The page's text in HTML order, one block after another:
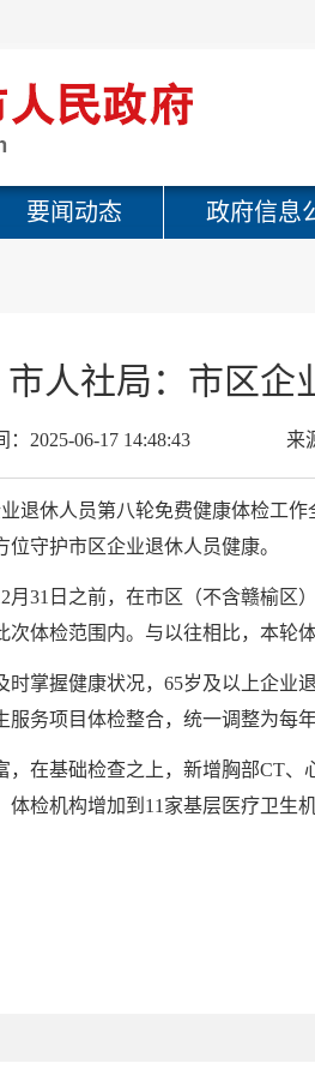
要闻动态 政府信息
市人社局：市区企
： 2025-06-17 14:48:43 来
退休人员第八轮免费健康体检工
守护市区企业退休人员健康。
月31日之前，在市区（不含赣榆
次体检范围内。与以往相比，本轮
时掌握健康状况，65岁及以上企业
服务项目体检整合，统一调整为每
，在基础检查之上，新增胸部CT
检机构增加到11家基层医疗卫生